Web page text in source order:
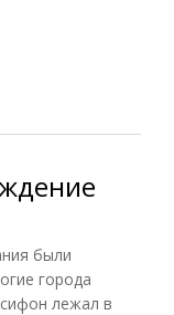
были
города
лежал в